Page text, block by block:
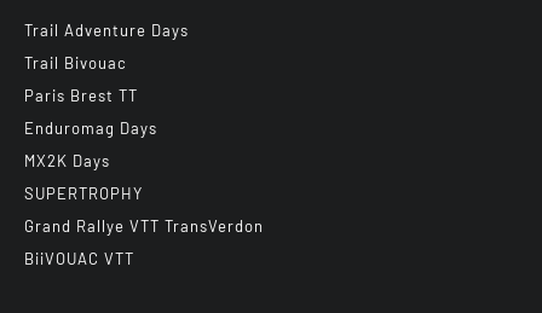
Trail Adventure Days
Trail Bivouac
Paris Brest TT
Enduromag Days
MX2K Days
SUPERTROPHY
Grand Rallye VTT TransVerdon
BiiVOUAC VTT